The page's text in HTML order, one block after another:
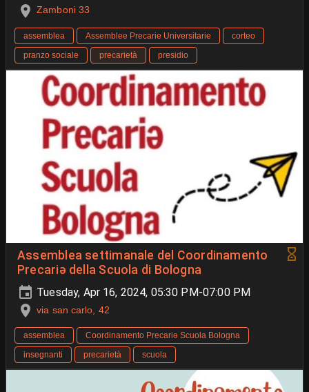
Zamboni 33
assemblea Assemblee Precarie Universitarie
corteo
pranzo sociale
precarietà presidio
Assemblea settimanale del Coordinamento
Precariə della Scuola di Bologna
Tuesday, Apr 16, 2024, 05:30 PM-07:00 PM
via san carlo, 42
assemblea
Coordinamento Precariə Scuola Bologna
insegnanti
precarietà scuola